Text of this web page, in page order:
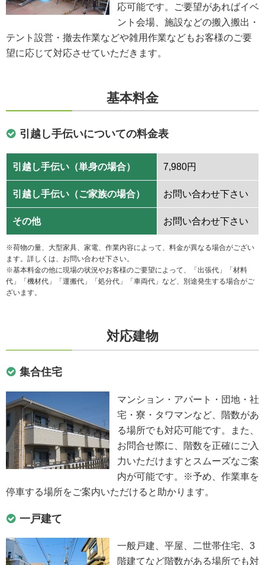
応可能です。ご要望があればイベ
ント会場、施設などの搬入搬出・
テント設営・撤去作業などや雑用作業などもお客様のご要
望に応じて対応させていただきます。
基本料金
引越し手伝いについての料金表
引越し手伝い（単身の場合） 7,980円
引越し手伝い（ご家族の場合） お問い合わせ下さい
その他 お問い合わせ下さい
※荷物の量、大型家具、家電、作業内容によって、料金が異なる場合がござい
ます。詳しくは、お問い合わせ下さい。
※基本料金の他に現場の状況やお客様のご要望によって、「出張代」「材料
代」「機材代」「運搬代」「処分代」「車両代」など、別途発生する場合がご
ざいます。
対応建物
集合住宅
マンション・アパート・団地・社
宅・寮・タワマンなど、階数があ
る場所でも対応可能です。また、
お問合せ際に、階数を正確にご入
力いただけますとスムーズなご案
内が可能です。※予め、作業車を
停車する場所をご案内いただけると助かります。
一戸建て
一般戸建、平屋、二世帯住宅、3
階建てなど階数がある場所でも対